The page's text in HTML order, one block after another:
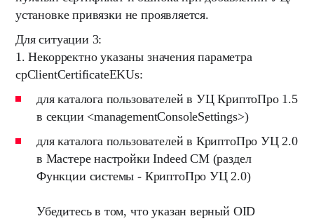
установке привязки не проявляется.
Для ситуации 3:
1. Некорректно указаны значения параметра
cpClientCertificateEKUs:
для каталога пользователей в УЦ КриптоПро 1.5
в секции <managementConsoleSettings>)
для каталога пользователей в КриптоПро УЦ 2.0
в Мастере настройки Indeed CM (раздел
Функции системы - КриптоПро УЦ 2.0)
Убедитесь в том, что указан верный OID